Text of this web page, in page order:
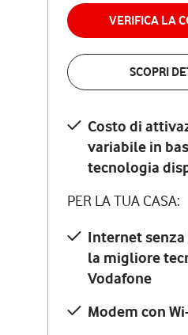
VERIFICA LA
SCOPRI
Costo di
variabile in
tecnologia
PER LA TUA CASA:
Internet
la migliore
Vodafone
Modem con
Costo di
variabile
PER LA TUA
Internet
la
Vodafone
Modem
numeri